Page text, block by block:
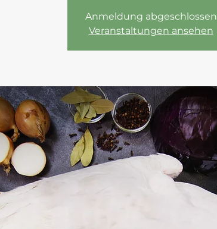
Anmeldung abgeschlossen
Veranstaltungen ansehen